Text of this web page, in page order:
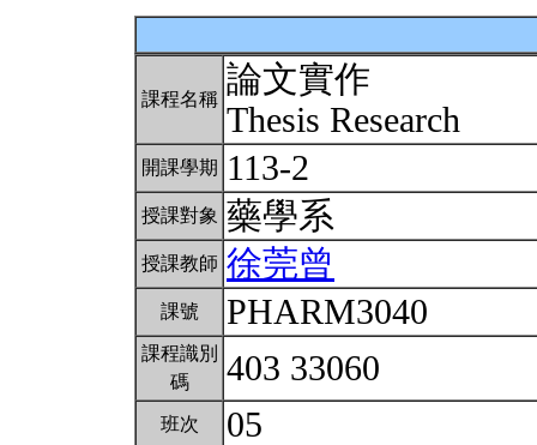
課程名稱 論文實作
Thesis Research
開課學期 113-2
授課對象 藥學系
授課教師 徐莞曾
課號 PHARM3040
課程識別
碼
403 33060
班次 05